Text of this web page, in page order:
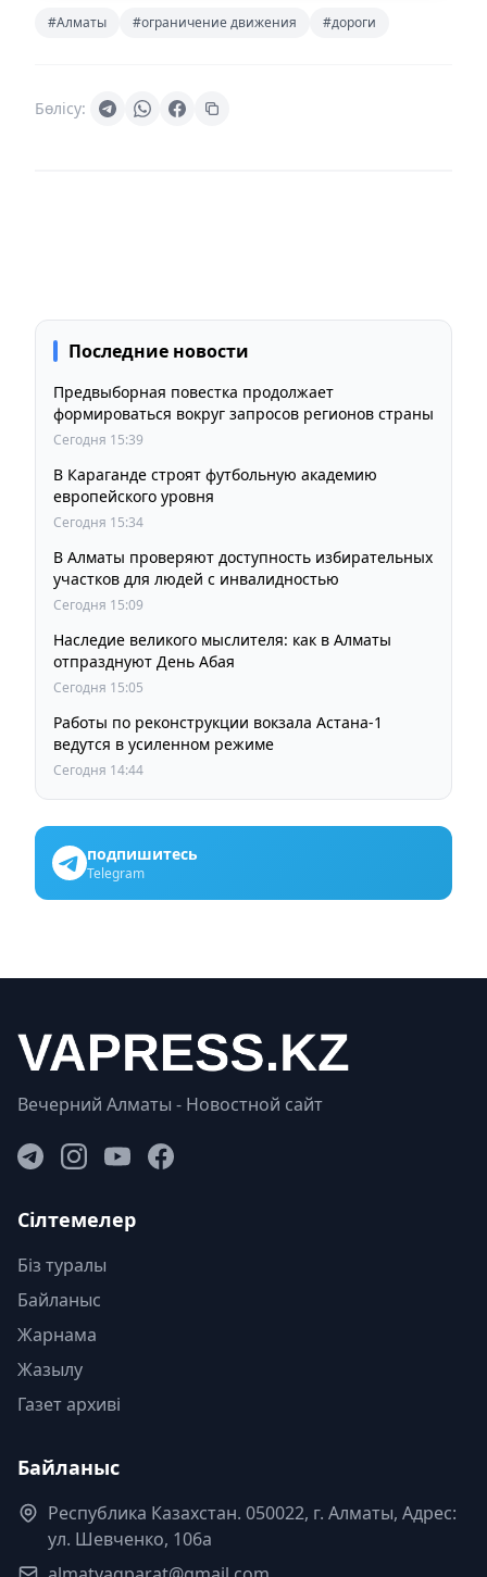
#Алматы #ограничение движения #дороги
Бөлісу:
Последние новости
Предвыборная повестка продолжает
формироваться вокруг запросов регионов страны
Сегодня 15:39
В Караганде строят футбольную академию
европейского уровня
Сегодня 15:34
В Алматы проверяют доступность избирательных
участков для людей с инвалидностью
Сегодня 15:09
Наследие великого мыслителя: как в Алматы
отпразднуют День Абая
Сегодня 15:05
Работы по реконструкции вокзала Астана-1
ведутся в усиленном режиме
Сегодня 14:44
подпишитесь
Telegram
Вечерний Алматы - Новостной сайт
Сілтемелер
Біз туралы
Байланыс
Жарнама
Жазылу
Газет архиві
Байланыс
Республика Казахстан. 050022, г. Алматы, Адрес:
ул. Шевченко, 106а